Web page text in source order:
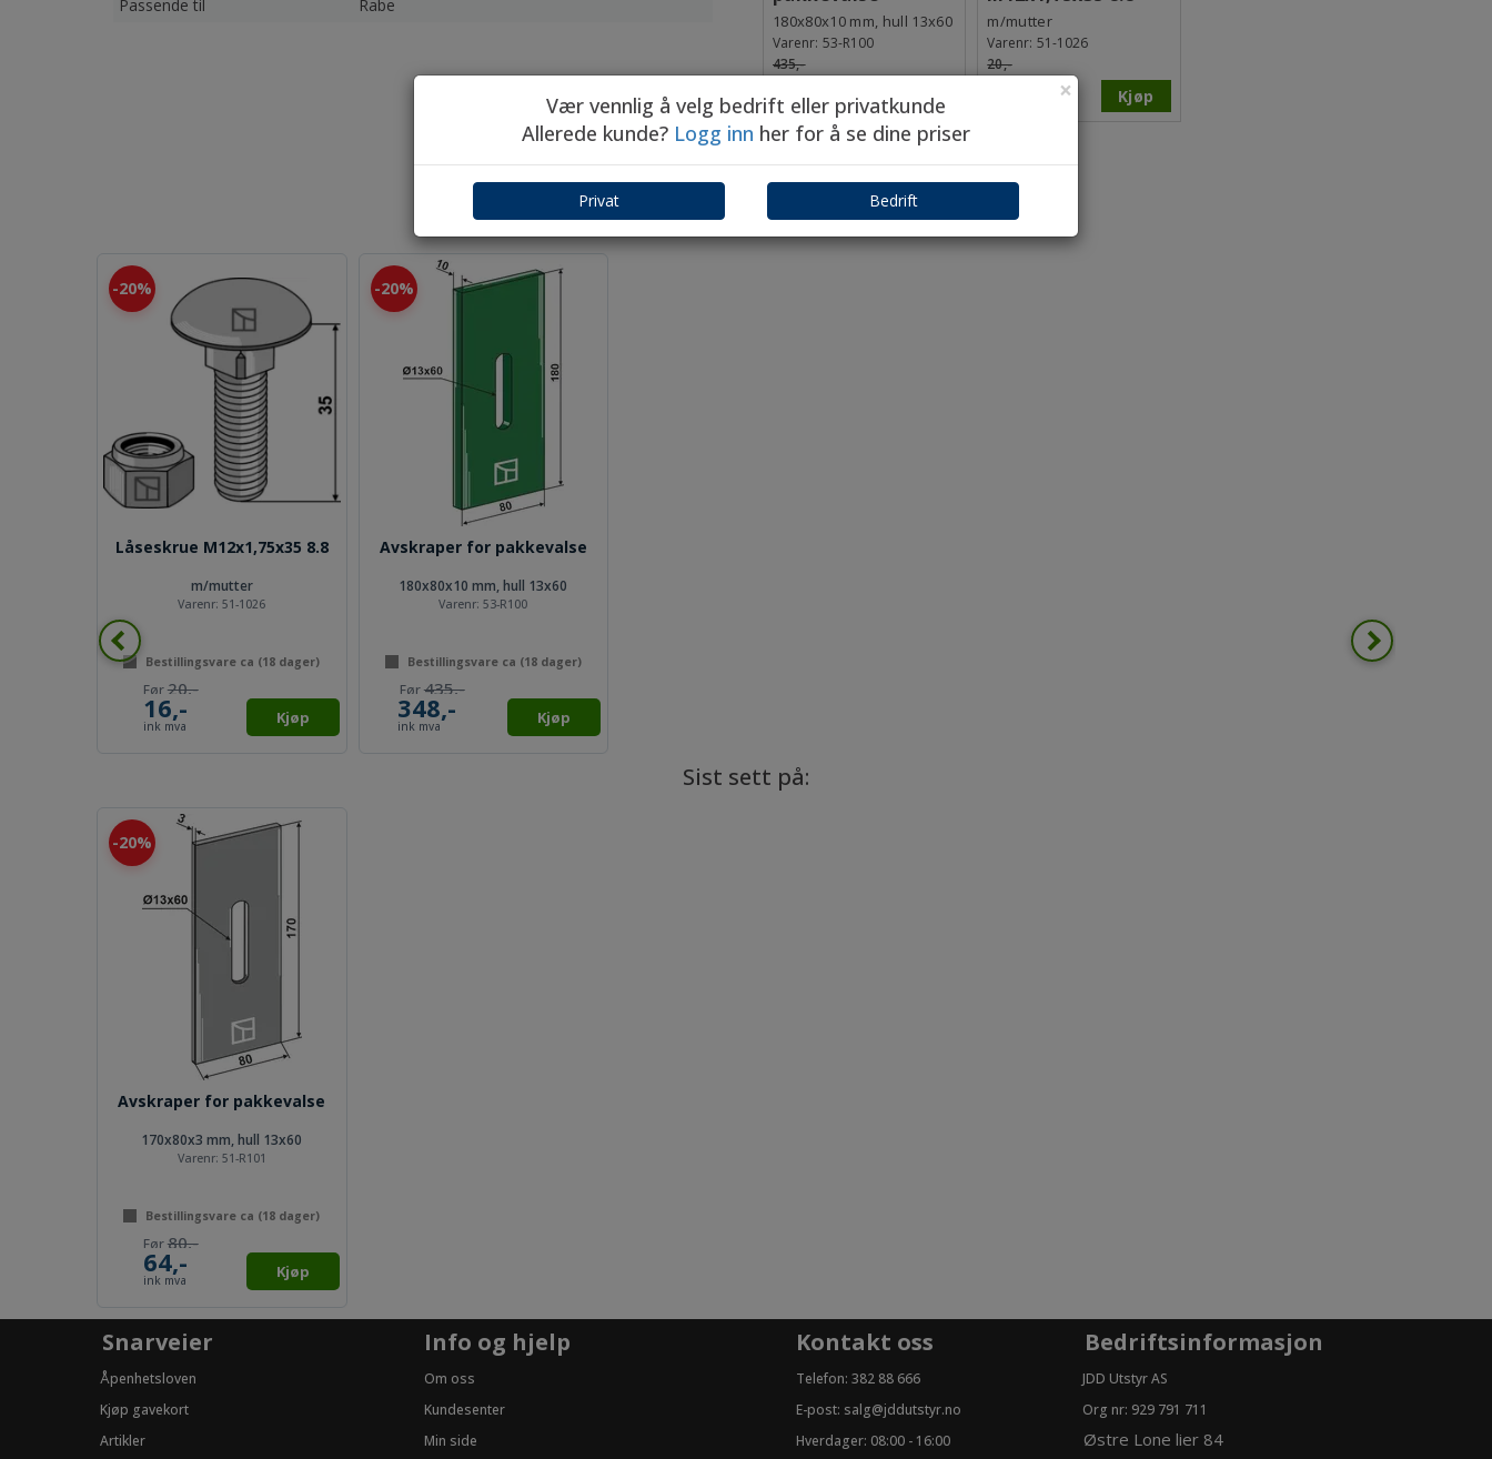
Passende til Rabe
180x80x10 mm, hull 13x60
Varenr: 53-R100
435,-
348,- Kjøp
m/mutter
Varenr: 51-1026
20,-
Kjøp
Mest solgte tilbehør til nylig viste
20%
Låseskrue M12x1,75x35 8.8
m/mutter
Varenr:51-1026
20,-
16,-
ink mva
Bestillingsvare ca (18 dager)
Kjøp
20%
Avskraper for pakkevalse
180x80x10 mm, hull 13x60
Varenr:53-R100
435,-
348,-
ink mva
Bestillingsvare ca (18dager)
Kjøp
Sist sett på:
20%
Avskraper for pakkevalse
170x80x3 mm, hull 13x60
Varenr: 51-R101
80,-
64,-
ink mva
Bestillingsvare ca (18 dager)
Kjøp
Snarveier
Åpenhetsloven
Kjøp gavekort
Artikler
Info og hjelp
Om oss
Kundesenter
Min side
Kontakt oss
Telefon: 382 88 666
E-post: salg@jddutstyr.no
Hverdager: 08:00 - 16:00
Bedriftsinformasjon
JDD Utstyr AS
Org nr: 929 791 711
Østre Lone lier 84
×
Vær vennlig å velg bedrift eller privatkunde
Allerede kunde? Logg inn her for å se dine priser
Privat Bedrift